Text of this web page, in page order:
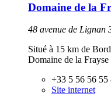
Domaine de la
48 avenue de Lignan
Situé à 15 km de
Domaine de la
+33 5 56 56 55
Site internet